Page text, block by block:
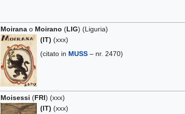
Moiranao Moirano (LIG) (Liguria)
(IT) (xxx)
(citato in MUSS– nr. 2470)
Moisessi (FRI) (xxx)
(IT) (xxx)